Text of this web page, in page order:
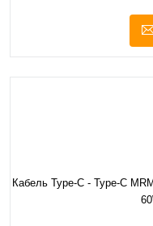
Кабель Type-C - Type-C